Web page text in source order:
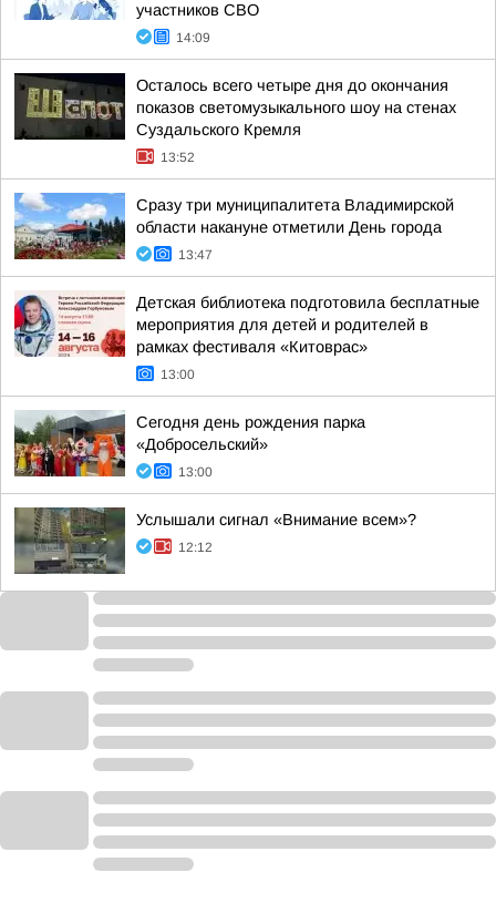
участников СВО
14:09
Осталось всего четыре дня до окончания
показов светомузыкального шоу на стенах
Суздальского Кремля
13:52
Сразу три муниципалитета Владимирской
области накануне отметили День города
13:47
Детская библиотека подготовила бесплатные
мероприятия для детей и родителей в
рамках фестиваля «Китоврас»
13:00
Сегодня день рождения парка
«Добросельский»
13:00
Услышали сигнал «Внимание всем»?
12:12